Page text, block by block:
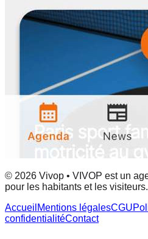
© 2026 Vivop • VIVOP est un
pour les habitants et les visiteurs.
Accueil Mentions légalesCGU
confidentialitéContact